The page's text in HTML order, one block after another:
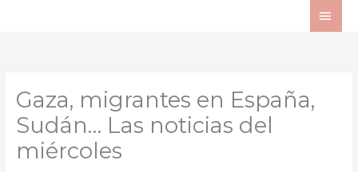
Gaza, migrantes en España,
Sudán… Las noticias del
miércoles